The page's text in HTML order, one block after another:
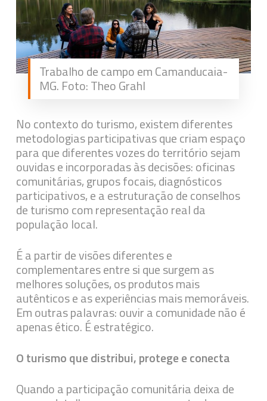
Trabalho de campo em Camanducaia-
MG. Foto: Theo Grahl
No contexto do turismo, existem diferentes
metodologias participativas que criam espaço
para que diferentes vozes do território sejam
ouvidas e incorporadas às decisões: oficinas
comunitárias, grupos focais, diagnósticos
participativos, e a estruturação de conselhos
de turismo com representação real da
população local.
É a partir de visões diferentes e
complementares entre si que surgem as
melhores soluções, os produtos mais
autênticos e as experiências mais memoráveis.
Em outras palavras: ouvir a comunidade não é
apenas ético. É estratégico.
O turismo que distribui, protege e conecta
Quando a participação comunitária deixa de